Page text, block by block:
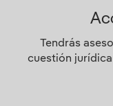
Tendrás
cuestión